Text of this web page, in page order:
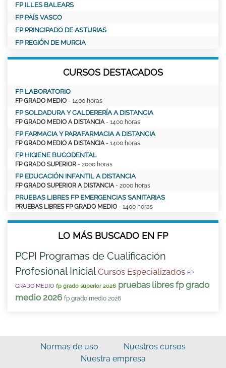
FP ILLES BALEARS
FP PAÍS VASCO
FP PRINCIPADO DE ASTURIAS
FP REGIÓN DE MURCIA
CURSOS DESTACADOS
FP LABORATORIO
FP GRADO MEDIO - 1400 horas
FP SOLDADURA Y CALDERERÍA A DISTANCIA
FP GRADO MEDIO A DISTANCIA - 1400 horas
FP FARMACIA Y PARAFARMACIA A DISTANCIA
FP GRADO MEDIO A DISTANCIA - 1400 horas
FP HIGIENE BUCODENTAL
FP GRADO SUPERIOR - 2000 horas
FP EDUCACIÓN INFANTIL A DISTANCIA
FP GRADO SUPERIOR A DISTANCIA - 2000 horas
PRUEBAS LIBRES FP EMERGENCIAS SANITARIAS
PRUEBAS LIBRES FP GRADO MEDIO - 1400 horas
LO MÁS BUSCADO EN FP
PCPI Programas de Cualificación
Profesional Inicial Cursos Especializados FP
GRADO MEDIO fp grado superior 2026 pruebas libres fp grado
medio 2026 fp grado medio 2026
Normas de uso
Nuestros cursos
Nuestra empresa